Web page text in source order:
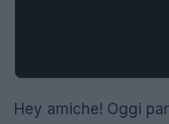
Hey amiche! Oggi